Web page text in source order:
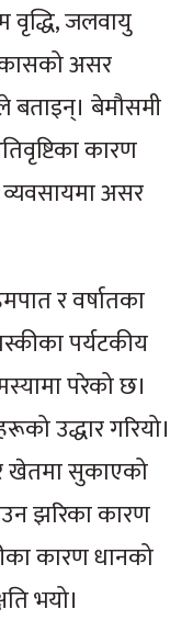
वृद्धि, जलवायु
असर
बताइन्। बेमौसमी
कारण
व्यवसायमा असर
र वर्षातका
पर्यटकीय
परेको छ।
उद्धार गरियो।
खेतमा सुकाएको
झरिका कारण
कारण धानको
भयो।